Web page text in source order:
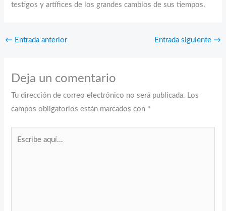
testigos y artífices de los grandes cambios de sus tiempos.
← Entrada anterior Entrada siguiente →
Deja un comentario
Tu dirección de correo electrónico no será publicada. Los
campos obligatorios están marcados con *